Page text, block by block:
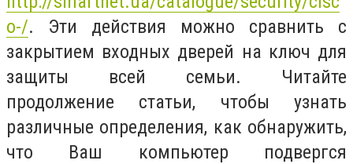
o-/. Эти действия можно сравнить с
закрытием входных дверей на ключ для
защиты всей семьи. Читайте
продолжение статьи, чтобы узнать
различные определения, как обнаружить,
что Ваш компьютер подвергся